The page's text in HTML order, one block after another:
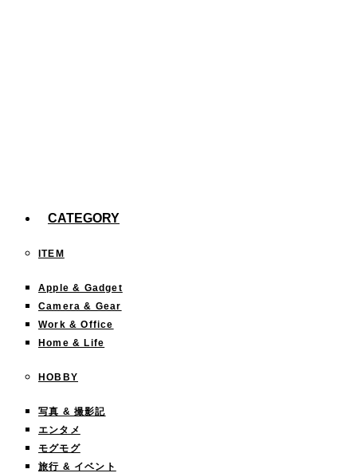
CATEGORY
ITEM
Apple & Gadget
Camera & Gear
Work & Office
Home & Life
HOBBY
写真 & 撮影記
エンタメ
モグモグ
旅行 & イベント